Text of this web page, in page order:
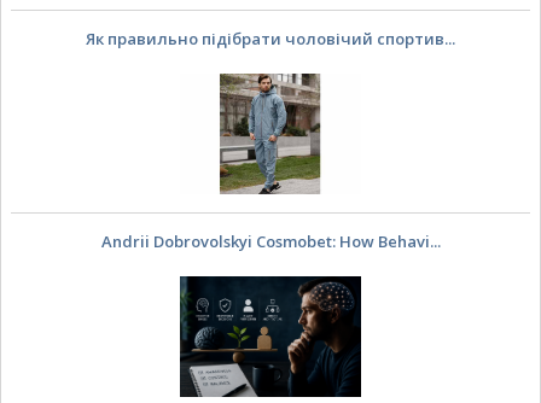
Як правильно підібрати чоловічий спортив...
Andrii Dobrovolskyi Cosmobet: How Behavi...